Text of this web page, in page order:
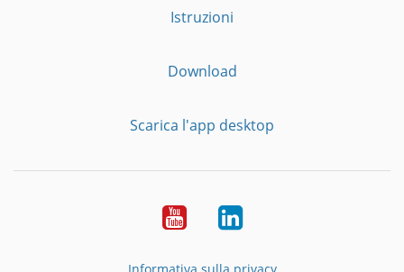
Istruzioni
Download
Scarica l'app desktop
YouTubeLinkedIn